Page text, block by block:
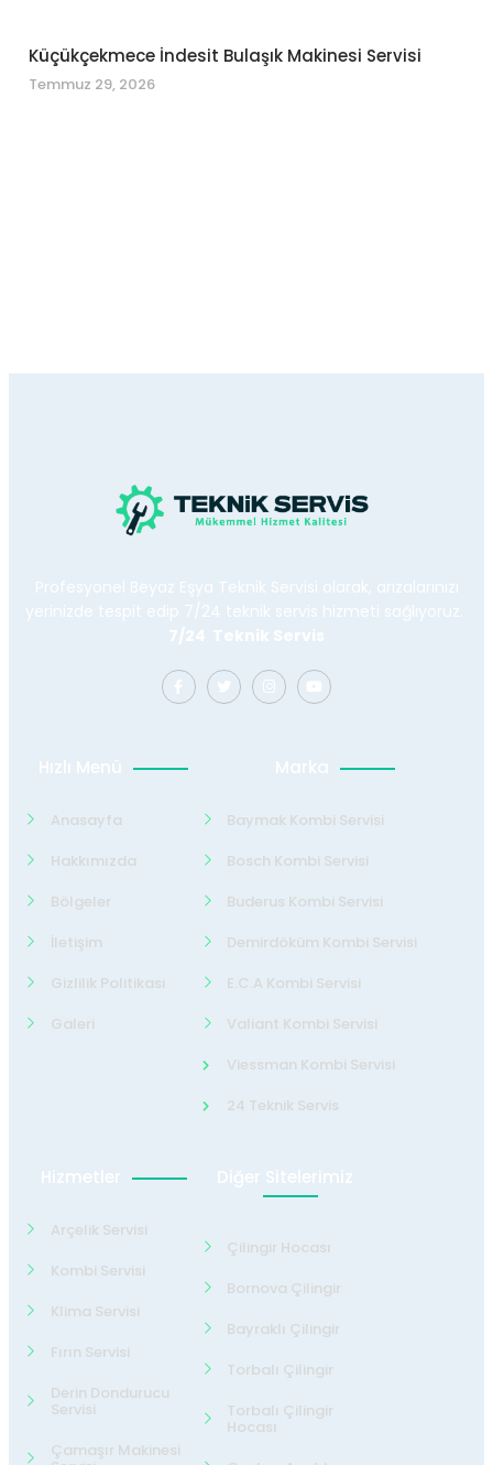
Küçükçekmece İndesit Bulaşık Makinesi Servisi
Temmuz 29, 2026
Profesyonel Beyaz Eşya Teknik Servisi olarak, arızalarınızı
yerinizde tespit edip 7/24 teknik servis hizmeti sağlıyoruz.
7/24 Teknik Servis
Hızlı Menü
Anasayfa
Hakkımızda
Bölgeler
İletişim
Gizlilik Politikası
Galeri
Marka
Baymak Kombi Servisi
Bosch Kombi Servisi
Buderus Kombi Servisi
Demirdöküm Kombi Servisi
E.C.A Kombi Servisi
Valiant Kombi Servisi
Viessman Kombi Servisi
24 Teknik Servis
Hizmetler
Arçelik Servisi
Kombi Servisi
Klima Servisi
Fırın Servisi
Derin Dondurucu
Servisi
Çamaşır Makinesi
Diğer Sitelerimiz
Çilingir Hocası
Bornova Çilingir
Bayraklı Çilingir
Torbalı Çilingir
Torbalı Çilingir
Hocası